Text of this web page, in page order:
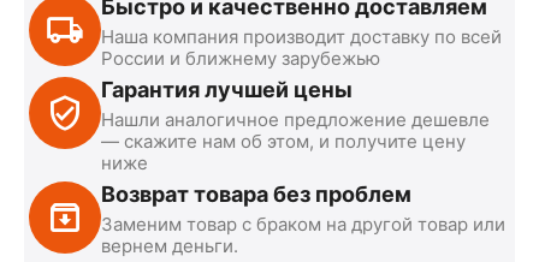
Быстро и качественно доставляем
Наша компания производит доставку по всей
России и ближнему зарубежью
Гарантия лучшей цены
Нашли аналогичное предложение дешевле
— скажите нам об этом, и получите цену
ниже
Возврат товара без проблем
Заменим товар с браком на другой товар или
вернем деньги.